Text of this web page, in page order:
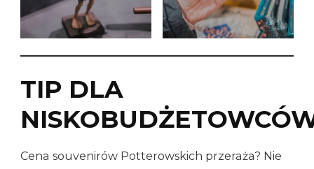
TIP DLA
Cena souvenirów Potterowskich przeraża? Nie